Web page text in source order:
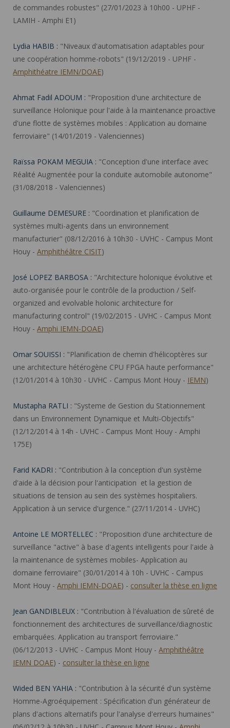
de commandes robustes" (27/01/2023 à 10h00 - UPHF -
LAMIH - Amphi E1)
Lydia HABIB : "Niveaux d'automatisation adaptables pour
une coopération homme-robots" (19/12/2019 - UPHF -
Amphithéatre IEMN/DOAE)
Ahmat Fadil ADOUM : "Proposition d'une architecture de
surveillance Holonique pour l'aide à la maintenance proactive
d'une flotte de systèmes mobiles : Application au domaine
ferroviaire" (14/01/2019 - Valenciennes)
Raïssa POKAM MEGUIA : "Conception d'une interface avec
Réalité Augmentée pour la conduite automobile autonome"
(31/08/2018 - Valenciennes)
Guillaume DEMESURE : "Coordination et planification de
systèmes multi-agents dans un environnement
manufacturier" (08/12/2016 à 10h30 - UVHC - Campus Mont
Houy - Amphithéâtre CISIT)
José LOPEZ BARBOSA : "Architecture holonique évolutive et
auto-organisée pour le contrôle de la production / Self-
organized and evolvable holonic architecture for
manufacturing control" (19/02/2015 - UVHC - Campus Mont
Houy - Amphi IEMN-DOAE)
Omar SOUISSI : "Planification de chemin d'hélicoptères sur
une architecture hétérogène CPU FPGA haute performance"
(12/01/2014 à 10h30 - UVHC - Campus Mont Houy - IEMN)
Mustapha RATLI : "Systeme de Gestion du Stationnement
dans un Environnement Dynamique et Multi-Objectifs"
(12/12/2014 à 14h - UVHC - Campus Mont Houy - Amphi
175E)
Farid KADRI : "Contribution à la conception d'un système
d'aide à la décision pour l'anticipation et la gestion de
situations de tension au sein des systèmes hospitaliers.
Application à un service d'urgence." (27/11/2014 - UVHC)
Antoine LE MORTELLEC : "Proposition d'une architecture de
surveillance "active" à base d'agents intelligents pour l'aide à
la maintenance de systèmes mobiles- Application au
domaine ferroviaire" (30/01/2014 à 10h - UVHC - Campus
Mont Houy - Amphi IEMN-DOAE) - consulter la thèse en ligne
Jean GANDIBLEUX : "Contribution à l'évaluation de sûreté de
fonctionnement des architectures de surveillance/diagnostic
embarquées. Application au transport ferroviaire."
(06/12/2013 - UVHC - Campus Mont Houy - Amphithéâtre
IEMN DOAE) - consulter la thèse en ligne
Wided BEN YAHIA : "Contribution à la sécurité d'un système
Homme-Agroéquipement : Spécification d'un générateur de
plans d'actions alternatifs pour l'analyse d'erreurs humaines"